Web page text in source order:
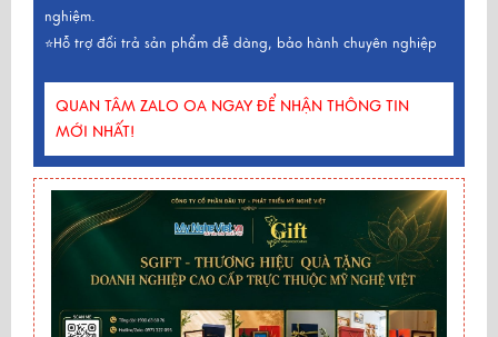
nghiệm.
⭐Hỗ trợ đổi trả sản phẩm dễ dàng, bảo hành chuyên nghiệp
QUAN TÂM ZALO OA NGAY ĐỂ NHẬN THÔNG TIN
MỚI NHẤT!